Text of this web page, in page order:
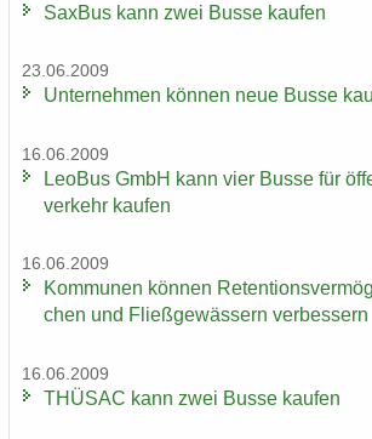
Sax­Bus kann zwei Busse kau­fen
23.06.2009
Un­ter­neh­men kön­nen neue Busse
16.06.2009
LeoBus GmbH kann vier Busse für
ver­kehr kau­fen
16.06.2009
Kom­mu­nen kön­nen
chen und Fließ­ge­wäs­sern ver­bes­sern
16.06.2009
THÜ­SAC kann zwei Busse kau­fen